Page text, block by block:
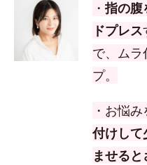
・指の腹
ドプレス
で、ムラ
プ。
・お悩
付けして
ませる